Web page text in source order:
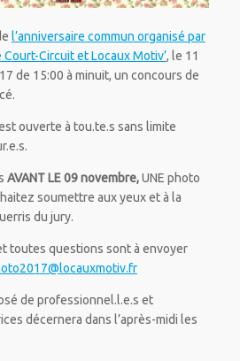
l’anniversaire commun organisé par
Court-Circuit et Locaux Motiv’, le 11
de 15:00 à minuit, un concours de
ouverte à tou.te.s sans limite
AVANT LE 09 novembre,UNE photo
soumettre aux yeux et à la
du jury.
toutes questions sont à envoyer
de professionnel.l.e.s et
décernera dans l’après-midi les